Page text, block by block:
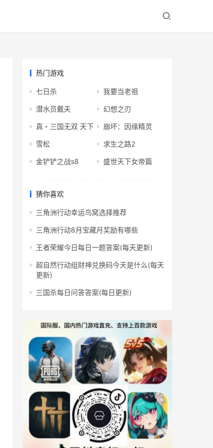
热门游戏
七日杀 我要当老祖
潜水员戴夫 幻想之刃
真・三国无双 天下 崩坏：因缘精灵
雪松 求生之路2
金铲铲之战s8 盛世天下女帝篇
猜你喜欢
三角洲行动幸运鸟窝选择推荐
三角洲行动8月宝藏月奖励有哪些
王者荣耀今日每日一题答案(每天更新)
超自然行动组财神兑换码今天是什么(每天
更新)
三国杀每日问答答案(每日更新)